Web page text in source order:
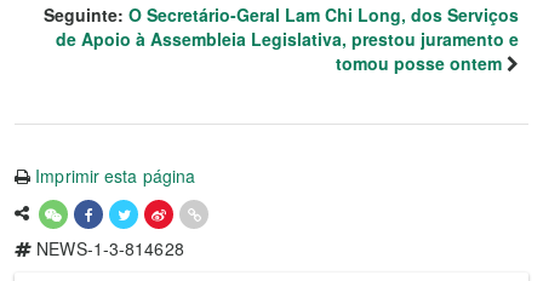
Seguinte: O Secretário-Geral Lam Chi Long, dos Serviços
de Apoio à Assembleia Legislativa, prestou juramento e
tomou posse ontem
Imprimir esta página
NEWS-1-3-814628